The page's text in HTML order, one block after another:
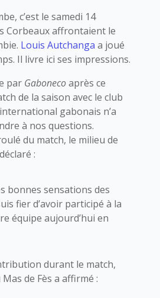
c’est le samedi 14
Corbeaux affrontaient le
Louis Autchanga a joué
Il livre ici ses impressions.
par Gabonecoaprès ce
de la saison avec le club
gabonais n’a
à nos questions.
du match, le milieu de
:
bonnes sensations des
fier d’avoir participé à la
équipe aujourd’hui en
durant le match,
de Fès a affirmé :